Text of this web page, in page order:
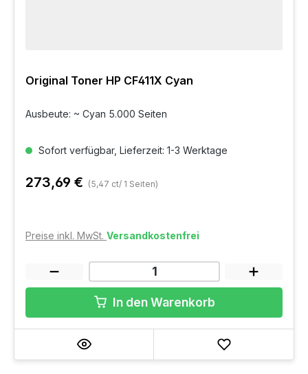
Original Toner HP CF411X Cyan
Ausbeute: ~ Cyan 5.000 Seiten
Sofort verfügbar, Lieferzeit: 1-3 Werktage
273,69 € (5,47 ct/ 1 Seiten)
Preise inkl. MwSt. Versandkostenfrei
In den Warenkorb